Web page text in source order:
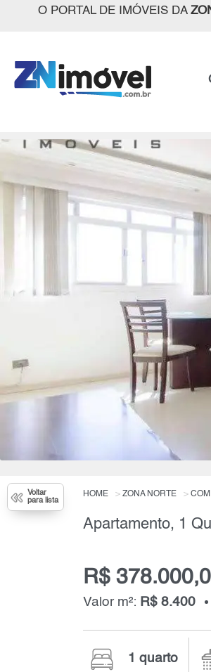
O PORTAL DE IMÓVEIS DA
Voltar
para lista
HOME ZONA NORTE
R$
Valor m²: R$ 8.400
1 quarto